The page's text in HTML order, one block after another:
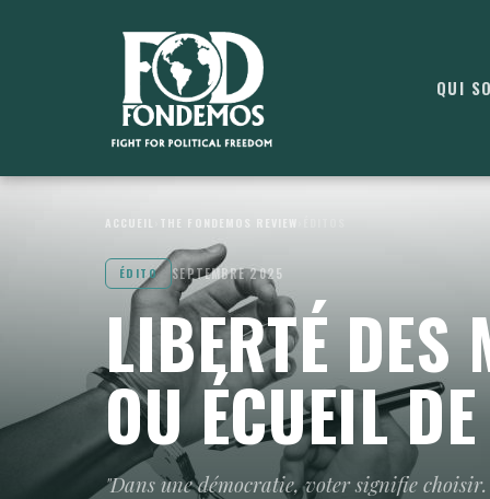
QUI
ACCUEIL THE FONDEMOS REVIEW
ÉDITO SEPTEMBRE 2025
LIBERTÉ
OU ÉCUEIL
"Dans une démocratie, voter signifie